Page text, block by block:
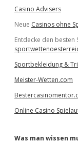
Casino Advisers
Neue Casinos ohne
Entdecke den
Sportbekleidung &
Meister-Wetten.com
Online Casino
Was man wissen